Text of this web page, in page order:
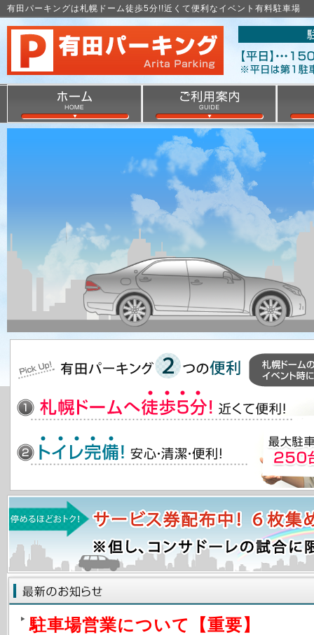
有田パーキングは札幌ドーム徒歩5分!!近くて便利なイベント有料駐車場
駐車場営業について【重要】